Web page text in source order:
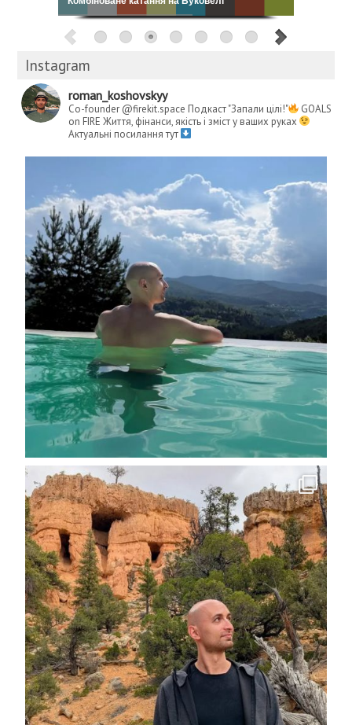
Instagram
roman_koshovskyy
Co-founder @firekit.space Подкаст "Запали цілі!"
GOALS
on FIRE Життя, фінанси, якість і зміст у ваших руках
Актуальні посилання тут